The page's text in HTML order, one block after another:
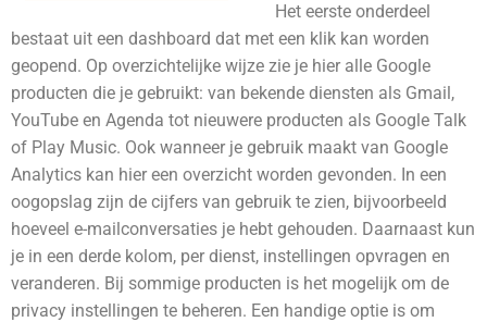
Het eerste onderdeel
bestaat uit een dashboard dat met een klik kan worden
geopend. Op overzichtelijke wijze zie je hier alle Google
producten die je gebruikt: van bekende diensten als Gmail,
YouTube en Agenda tot nieuwere producten als Google Talk
of Play Music. Ook wanneer je gebruik maakt van Google
Analytics kan hier een overzicht worden gevonden. In een
oogopslag zijn de cijfers van gebruik te zien, bijvoorbeeld
hoeveel e-mailconversaties je hebt gehouden. Daarnaast kun
je in een derde kolom, per dienst, instellingen opvragen en
veranderen. Bij sommige producten is het mogelijk om de
privacy instellingen te beheren. Een handige optie is om